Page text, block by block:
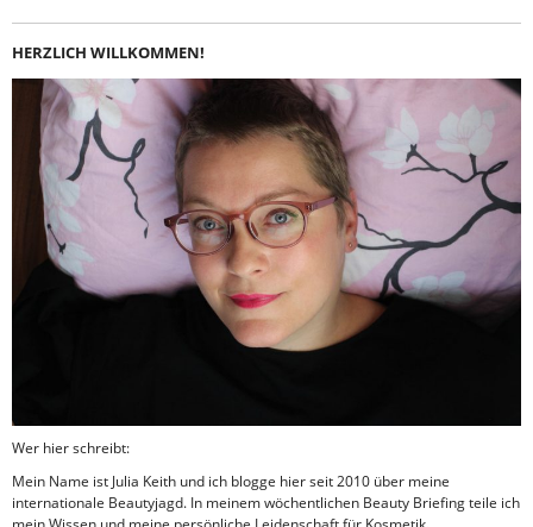
HERZLICH WILLKOMMEN!
Wer hier schreibt:
Mein Name ist Julia Keith und ich blogge hier seit 2010 über meine
internationale Beautyjagd. In meinem wöchentlichen Beauty Briefing teile ich